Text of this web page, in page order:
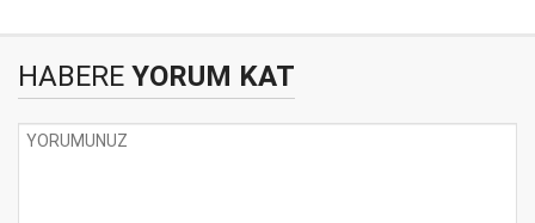
HABERE YORUM KAT